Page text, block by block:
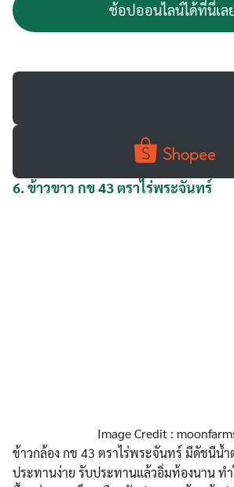
ช้อปออนไลน์ได้ที่นี่เล
6. ข้าวขาว กข 43 ตราไร่พระจันทร์
Image Credit :
ข้าวกล้อง กข 43 ตราไร่พระจันทร์ มีดัชนีน้ำ
ประทานง่าย รับประทานแล้วอิ่มท้องนาน ทำ